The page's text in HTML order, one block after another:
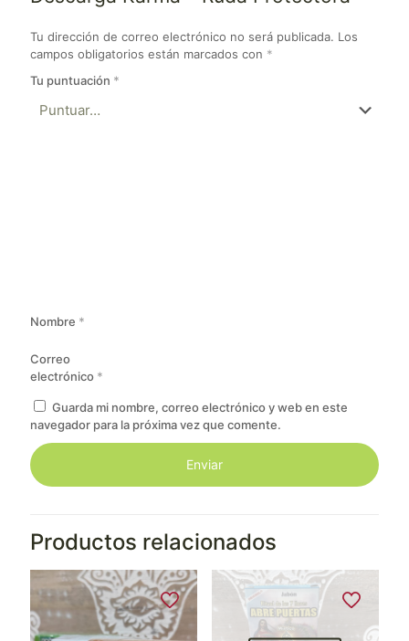
Tu dirección de correo electrónico no será publicada. Los
campos obligatorios están marcados con *
Tu puntuación *
Nombre *
Correo
electrónico *
Guarda mi nombre, correo electrónico y web en este
navegador para la próxima vez que comente.
Productos relacionados